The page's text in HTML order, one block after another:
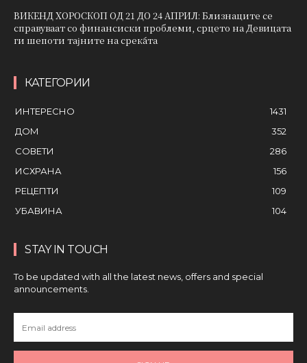
ВИКЕНД ХОРОСКОП ОД 21 ДО 24 АПРИЛ: Близнаците се
справуваат со финансиски проблеми, срцето на Девицата
ги шепоти тајните на среќата
КАТЕГОРИИ
ИНТЕРЕСНО
1431
ДОМ
352
СОВЕТИ
286
ИСХРАНА
156
РЕЦЕПТИ
109
УБАВИНА
104
STAY IN TOUCH
To be updated with all the latest news, offers and special
announcements.